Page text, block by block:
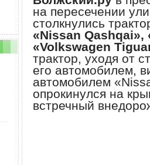
на пересечении
столкнулись
«Nissan Qashqai»,
«Volkswagen
трактор, уходя от
его автомобилем,
автомобилем
опрокинулся на
встречный